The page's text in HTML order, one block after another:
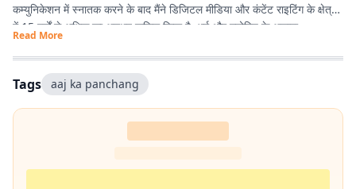
कम्युनिकेशन में स्नातक करने के बाद मैंने डिजिटल मीडिया और कंटेंट राइटिंग के क्षेत्र
में 15 वर्षों से अधिक का अनुभव हासिल किया है. धर्म और ज्योतिष के अलावा
एंटरटेनमेंट, लाइफस्टाइल और शिक्षा जैसे विषयों पर भी लगातार लेखन करता रहा हूं.
मेरी कोशिश रहती है कि जटिल विषयों को आसान, रोचक और भरोसेमंद तरीके से पाठकों
तक पहुंचाया जाए.
Read More
Tags aaj ka panchang